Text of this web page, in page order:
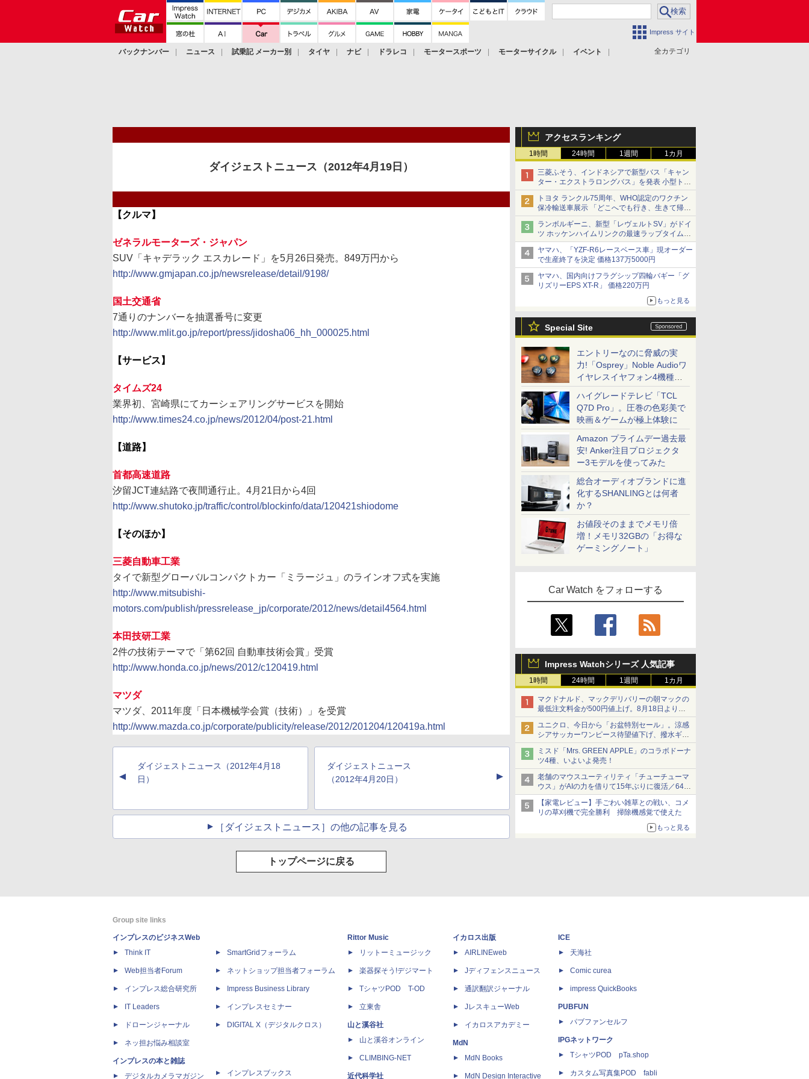
Impress サイト
全カテゴリ
バックナンバー ニュース 試乗記 メーカー別 タイヤ ナビ ドラレコ モータースポーツ モーターサイクル
イベント
アクセスランキング
1時間 24時間 1週間 1カ月
三菱ふそう、インドネシアで新型バス「キャン
ター・エクストラロングバス」を発表 小型トラ
ックベースの観光・旅客輸送向けバス
トヨタ ランクル75周年、WHO認定のワクチン
保冷輸送車展示 「どこへでも行き、生きて帰っ
てこられる」ランドクルーザーで命をつなぐ
ランボルギーニ、新型「レヴェルトSV」がドイ
ツ ホッケンハイムリンクの最速ラップタイムを
記録
ヤマハ、「YZF-R6レースベース車」現オーダー
で生産終了を決定 価格137万5000円
ヤマハ、国内向けフラグシップ四輪バギー「グ
リズリーEPS XT-R」 価格220万円
もっと見る
Special Site
エントリーなのに脅威の実
力!「Osprey」Noble Audioワ
イヤレスイヤフォン4機種を
一気に聴く
ハイグレードテレビ「TCL
Q7D Pro」。圧巻の色彩美で
映画＆ゲームが極上体験に
Amazon プライムデー過去最
安! Anker注目プロジェクタ
ー3モデルを使ってみた
総合オーディオブランドに進
化するSHANLINGとは何者
か？
お値段そのままでメモリ倍
増！メモリ32GBの「お得な
ゲーミングノート」
Car Watch をフォローする
Impress Watchシリーズ 人気記事
1時間 24時間 1週間 1カ月
マクドナルド、マックデリバリーの朝マックの
最低注文料金が500円値上げ。8月18日より
1,500円から受付
ユニクロ、今日から「お盆特別セール」。涼感
シアサッカーワンピース待望値下げ、撥水ギア
ショーツは1990円に
ミスド「Mrs. GREEN APPLE」のコラボドーナ
ツ4種、いよいよ発売！
老舗のマウスユーティリティ「チューチューマ
ウス」がAIの力を借りて15年ぶりに復活／64bit
化、Windows 10/11、「Chrome」も走り回
る。復活記念で2026年末まで500円
【家電レビュー】手ごわい雑草との戦い、コメ
リの草刈機で完全勝利 掃除機感覚で使えた
もっと見る
ダイジェストニュース（2012年4月19日）
【クルマ】
ゼネラルモーターズ・ジャパン
SUV「キャデラック エスカレード」を5月26日発売。849万円から
http://www.gmjapan.co.jp/newsrelease/detail/9198/
国土交通省
7通りのナンバーを抽選番号に変更
http://www.mlit.go.jp/report/press/jidosha06_hh_000025.html
【サービス】
タイムズ24
業界初、宮崎県にてカーシェアリングサービスを開始
http://www.times24.co.jp/news/2012/04/post-21.html
【道路】
首都高速道路
汐留JCT連結路で夜間通行止。4月21日から4回
http://www.shutoko.jp/traffic/control/blockinfo/data/120421shiodome
【そのほか】
三菱自動車工業
タイで新型グローバルコンパクトカー「ミラージュ」のラインオフ式を実施
http://www.mitsubishi-
motors.com/publish/pressrelease_jp/corporate/2012/news/detail4564.html
本田技研工業
2件の技術テーマで「第62回 自動車技術会賞」受賞
http://www.honda.co.jp/news/2012/c120419.html
マツダ
マツダ、2011年度「日本機械学会賞（技術）」を受賞
http://www.mazda.co.jp/corporate/publicity/release/2012/201204/120419a.html
▲
ダイジェストニュース（2012年4月18
日）
ダイジェストニュース
（2012年4月20日）
▲
［ダイジェストニュース］の他の記事を見る
トップページに戻る
Group site links
インプレスのビジネスWeb
Think IT
Web担当者Forum
インプレス総合研究所
IT Leaders
ドローンジャーナル
ネッ担お悩み相談室
インプレスの本と雑誌
デジタルカメラマガジン
SmartGridフォーラム
ネットショップ担当者フォーラム
Impress Business Library
インプレスセミナー
DIGITAL X（デジタルクロス）
インプレスブックス
Rittor Music
リットーミュージック
楽器探そう!デジマート
TシャツPOD T-OD
立東舎
山と溪谷社
山と溪谷オンライン
CLIMBING-NET
近代科学社
イカロス出版
AIRLINEweb
Jディフェンスニュース
通訳翻訳ジャーナル
JレスキューWeb
イカロスアカデミー
MdN
MdN Books
MdN Design Interactive
ICE
天海社
Comic curea
impress QuickBooks
PUBFUN
パブファンセルフ
IPGネットワーク
TシャツPOD pTa.shop
カスタム写真集POD fabli